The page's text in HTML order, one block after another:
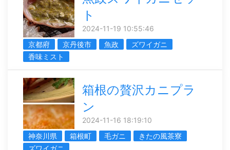
ト
2024-11-19 10:55:46
京都府
京丹後市 魚政
ズワイガニ
香味ミスト
箱根の贅沢カニプラ
ン
2024-11-16 18:19:10
神奈川県
箱根町 毛ガニ
きたの風茶寮